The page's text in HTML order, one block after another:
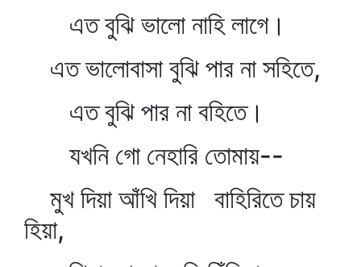
এত বুঝি ভালো নাহি লাগে।
এত ভালোবাসা বুঝি পার না সহিতে,
এত বুঝি পার না বহিতে।
যখনি গো নেহারি তোমায়--
মুখ দিয়া আঁখি দিয়া বাহিরিতে চায়
হিয়া,